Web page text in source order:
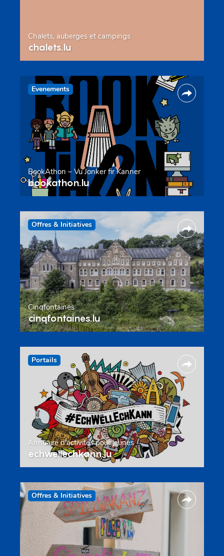
Chalets, auberges et campings
chalets.lu
Evenements
BookAthon – Vu Jonker fir Kanner
bookathon.lu
Offres & Initiatives
Cinqfontaines
cinqfontaines.lu
Portails
Annuaire d’activités pour jeunes
echwellechkann.lu
Offres & Initiatives